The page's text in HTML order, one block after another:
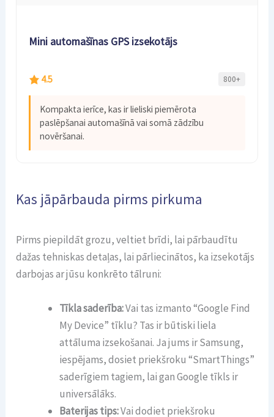
Mini automašīnas GPS izsekotājs
4.5 800+
Kompakta ierīce, kas ir lieliski piemērota
paslēpšanai automašīnā vai somā zādzību
novēršanai.
Kas jāpārbauda pirms pirkuma
Pirms piepildāt grozu, veltiet brīdi, lai pārbaudītu
dažas tehniskas detaļas, lai pārliecinātos, ka izsekotājs
darbojas ar jūsu konkrēto tālruni:
Tīkla saderība:Vai tas izmanto “Google Find
My Device” tīklu? Tas ir būtiski liela
attāluma izsekošanai. Ja jums ir Samsung,
iespējams, dosiet priekšroku “SmartThings”
saderīgiem tagiem, lai gan Google tīkls ir
universālāks.
Baterijas tips:Vai dodiet priekšroku